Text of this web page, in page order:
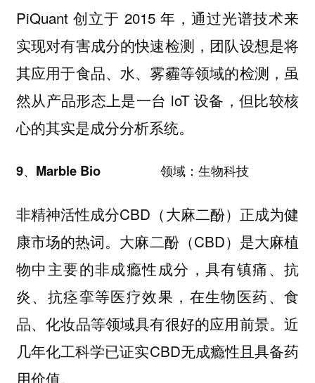
PiQuant 创立于 2015 年，通过光谱技术来
实现对有害成分的快速检测，团队设想是将
其应用于食品、水、雾霾等领域的检测，虽
然从产品形态上是一台 loT 设备，但比较核
心的其实是成分分析系统。
9、Marble Bio 领域：生物科技
非精神活性成分CBD（大麻二酚）正成为健
康市场的热词。大麻二酚（CBD）是大麻植
物中主要的非成瘾性成分，具有镇痛、抗
炎、抗痉挛等医疗效果，在生物医药、食
品、化妆品等领域具有很好的应用前景。近
几年化工科学已证实CBD无成瘾性且具备药
用价值。